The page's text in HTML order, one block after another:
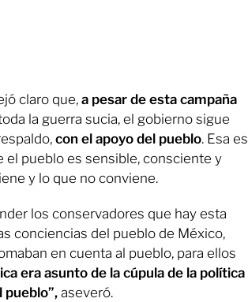
claro que, a pesar de esta campaña
la guerra sucia, el gobierno sigue
con el apoyo del pueblo. Esa es
el pueblo es sensible, consciente y
y lo que no conviene.
los conservadores que hay esta
conciencias del pueblo de México,
en cuenta al pueblo, para ellos
era asunto de la cúpula de la política
pueblo”,aseveró.